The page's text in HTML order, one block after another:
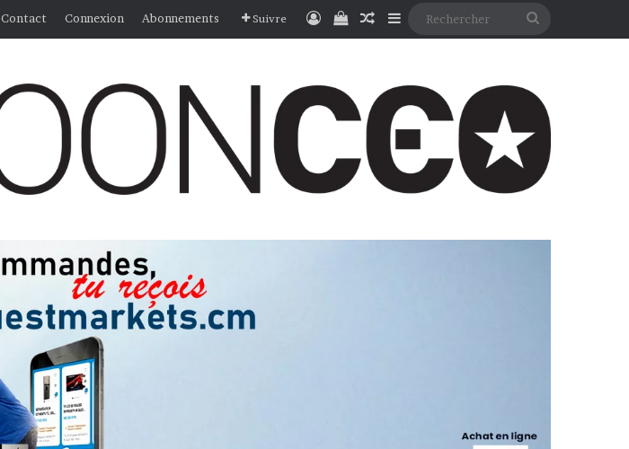
Contact Connexion Abonnements Suivre Connexion
Voir votre panier
Article Aléatoire
Sidebar (barre latérale)